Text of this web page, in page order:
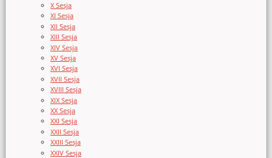
X Sesja
XI Sesja
XII Sesja
XIII Sesja
XIV Sesja
XV Sesja
XVI Sesja
XVII Sesja
XVIII Sesja
XIX Sesja
XX Sesja
XXI Sesja
XXII Sesja
XXIII Sesja
XXIV Sesja